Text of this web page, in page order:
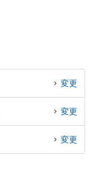
変更
変更
変更